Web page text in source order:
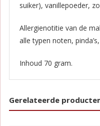
suiker), vanillepoeder,
Allergienotitie van de
alle typen noten,
Inhoud 70 gram.
Gerelateerde